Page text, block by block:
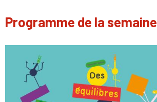
Programme de la semaine